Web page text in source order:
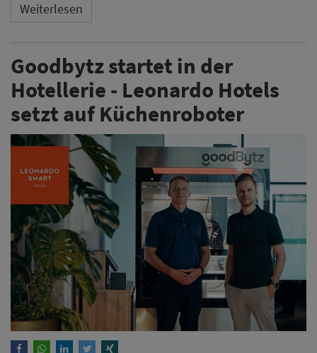
Weiterlesen
Goodbytz startet in der
Hotellerie - Leonardo Hotels
setzt auf Küchenroboter